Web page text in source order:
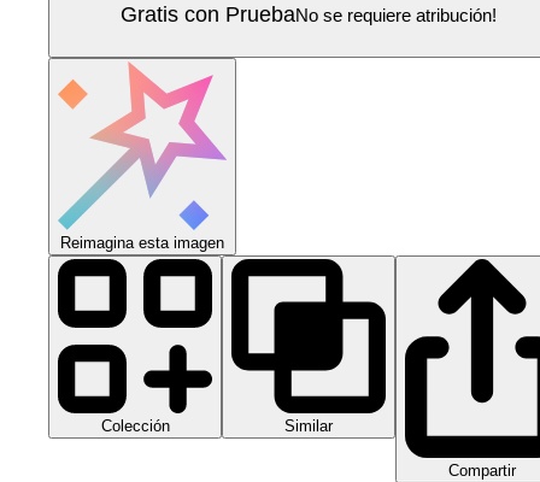
Gratis con PruebaNo se requiere atribución!
Reimagina esta imagen
Colección Similar
Compartir